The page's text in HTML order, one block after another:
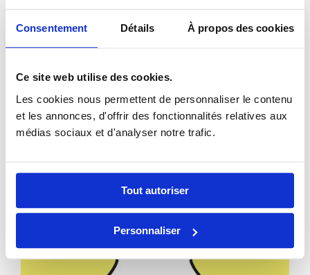
Consentement Détails À propos des cookies
Ce site web utilise des cookies.
Les cookies nous permettent de personnaliser le contenu
et les annonces, d'offrir des fonctionnalités relatives aux
médias sociaux et d'analyser notre trafic.
Tout autoriser
Personnaliser
Sur Snapchat